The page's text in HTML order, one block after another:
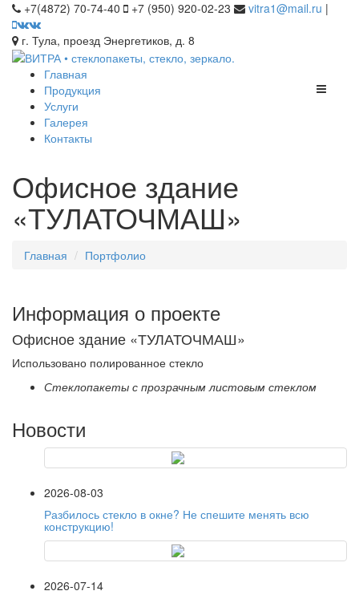
+7(4872) 70-74-40 +7 (950) 920-02-23 vitra1@mail.ru |
г. Тула, проезд Энергетиков, д. 8
Главная
Продукция
Услуги
Галерея
Контакты
Офисное здание
«ТУЛАТОЧМАШ»
Главная Портфолио
Информация о проекте
Офисное здание «ТУЛАТОЧМАШ»
Использовано полированное стекло
Стеклопакеты с прозрачным листовым стеклом
Новости
2026-08-03
Разбилось стекло в окне? Не спешите менять всю
конструкцию!
2026-07-14